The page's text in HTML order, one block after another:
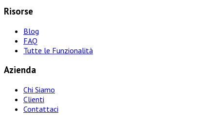
Risorse
Blog
FAQ
Tutte le Funzionalità
Azienda
Chi Siamo
Clienti
Contattaci